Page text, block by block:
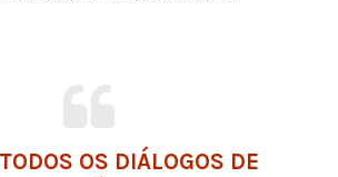
OS DIÁLOGOS DE